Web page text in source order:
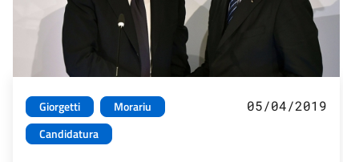
Giorgetti
Morariu
Candidatura
05/04/2019